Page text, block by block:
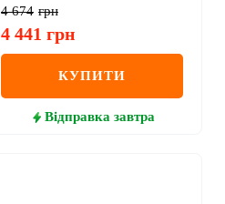
4 674 грн
4 441 грн
КУПИТИ
Відправка завтра